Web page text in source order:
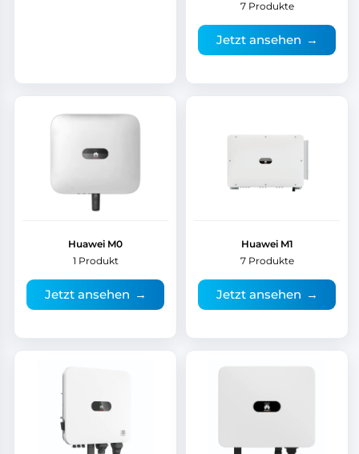
7 Produkte
Jetzt ansehen →
Huawei M0
1 Produkt
Jetzt ansehen →
Huawei M1
7 Produkte
Jetzt ansehen →